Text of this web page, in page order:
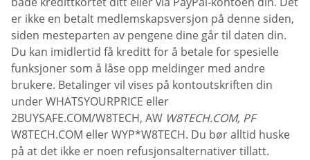
er ikke en betalt medlemskapsversjon på denne siden,
siden mesteparten av pengene dine går til daten din.
Du kan imidlertid få kreditt for å betale for spesielle
funksjoner som å låse opp meldinger med andre
brukere. Betalinger vil vises på kontoutskriften din
under WHATSYOURPRICE eller
2BUYSAFE.COM/W8TECH, AW W8TECH.COM, PF
W8TECH.COM eller WYP*W8TECH. Du bør alltid huske
på at det ikke er noen refusjonsalternativer tillatt.